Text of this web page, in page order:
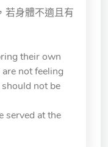
若身體不適且有
their own
not feeling
not be
served at the